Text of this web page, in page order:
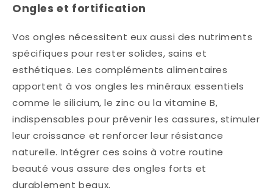
Ongles et fortification
Vos ongles nécessitent eux aussi des nutriments
spécifiques pour rester solides, sains et
esthétiques. Les compléments alimentaires
apportent à vos ongles les minéraux essentiels
comme le silicium, le zinc ou la vitamine B,
indispensables pour prévenir les cassures, stimuler
leur croissance et renforcer leur résistance
naturelle. Intégrer ces soins à votre routine
beauté vous assure des ongles forts et
durablement beaux.